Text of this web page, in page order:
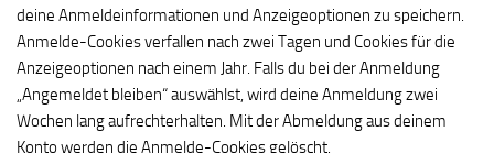
deine Anmeldeinformationen und Anzeigeoptionen zu speichern.
Anmelde-Cookies verfallen nach zwei Tagen und Cookies für die
Anzeigeoptionen nach einem Jahr. Falls du bei der Anmeldung
„Angemeldet bleiben“ auswählst, wird deine Anmeldung zwei
Wochen lang aufrechterhalten. Mit der Abmeldung aus deinem
Konto werden die Anmelde-Cookies gelöscht.